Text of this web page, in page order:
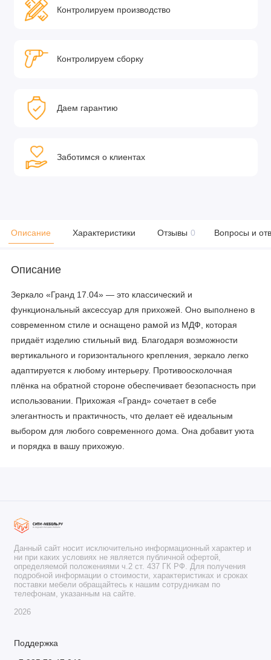
Контролируем производство
Контролируем сборку
Даем гарантию
Заботимся о клиентах
Описание Характеристики Отзывы 0 Вопросы и
Описание
Зеркало «Гранд 17.04» — это классический и
функциональный аксессуар для прихожей. Оно выполнено в
современном стиле и оснащено рамой из МДФ, которая
придаёт изделию стильный вид. Благодаря возможности
вертикального и горизонтального крепления, зеркало легко
адаптируется к любому интерьеру. Противоосколочная
плёнка на обратной стороне обеспечивает безопасность при
использовании. Прихожая «Гранд» сочетает в себе
элегантность и практичность, что делает её идеальным
выбором для любого современного дома. Она добавит уюта
и порядка в вашу прихожую.
Данный сайт носит исключительно информационный характер и
ни при каких условиях не является публичной офертой,
определяемой положениями ч.2 ст. 437 ГК РФ. Для получения
подробной информации о стоимости, характеристиках и сроках
поставки мебели обращайтесь к нашим сотрудникам по
телефонам, указанным на сайте.
2026
Поддержка